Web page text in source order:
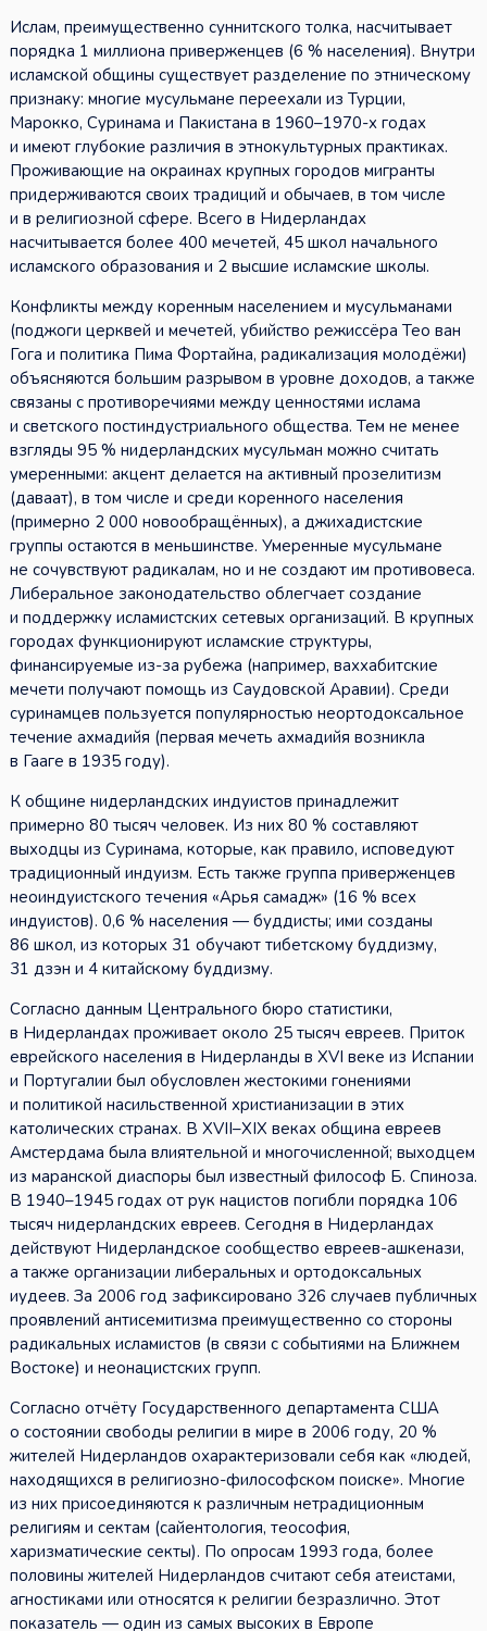
Ислам, преимущественно суннитского толка, насчитывает
порядка 1 миллиона приверженцев (6 % населения). Внутри
исламской общины существует разделение по этническому
признаку: многие мусульмане переехали из Турции,
Марокко, Суринама и Пакистана в 1960–1970-х годах
и имеют глубокие различия в этнокультурных практиках.
Проживающие на окраинах крупных городов мигранты
придерживаются своих традиций и обычаев, в том числе
и в религиозной сфере. Всего в Нидерландах
насчитывается более 400 мечетей, 45 школ начального
исламского образования и 2 высшие исламские школы.
Конфликты между коренным населением и мусульманами
(поджоги церквей и мечетей, убийство режиссёра Тео ван
Гога и политика Пима Фортайна, радикализация молодёжи)
объясняются большим разрывом в уровне доходов, а также
связаны с противоречиями между ценностями ислама
и светского постиндустриального общества. Тем не менее
взгляды 95 % нидерландских мусульман можно считать
умеренными: акцент делается на активный прозелитизм
(даваат), в том числе и среди коренного населения
(примерно 2 000 новообращённых), а джихадистские
группы остаются в меньшинстве. Умеренные мусульмане
не сочувствуют радикалам, но и не создают им противовеса.
Либеральное законодательство облегчает создание
и поддержку исламистских сетевых организаций. В крупных
городах функционируют исламские структуры,
финансируемые из-за рубежа (например, ваххабитские
мечети получают помощь из Саудовской Аравии). Среди
суринамцев пользуется популярностью неортодоксальное
течение ахмадийя (первая мечеть ахмадийя возникла
в Гааге в 1935 году).
К общине нидерландских индуистов принадлежит
примерно 80 тысяч человек. Из них 80 % составляют
выходцы из Суринама, которые, как правило, исповедуют
традиционный индуизм. Есть также группа приверженцев
неоиндуистского течения «Арья самадж» (16 % всех
индуистов). 0,6 % населения — буддисты; ими созданы
86 школ, из которых 31 обучают тибетскому буддизму,
31 дзэн и 4 китайскому буддизму.
Согласно данным Центрального бюро статистики,
в Нидерландах проживает около 25 тысяч евреев. Приток
еврейского населения в Нидерланды в XVI веке из Испании
и Португалии был обусловлен жестокими гонениями
и политикой насильственной христианизации в этих
католических странах. В XVII–XIX веках община евреев
Амстердама была влиятельной и многочисленной; выходцем
из маранской диаспоры был известный философ Б. Спиноза.
В 1940–1945 годах от рук нацистов погибли порядка 106
тысяч нидерландских евреев. Сегодня в Нидерландах
действуют Нидерландское сообщество евреев-ашкенази,
а также организации либеральных и ортодоксальных
иудеев. За 2006 год зафиксировано 326 случаев публичных
проявлений антисемитизма преимущественно со стороны
радикальных исламистов (в связи с событиями на Ближнем
Востоке) и неонацистских групп.
Согласно отчёту Государственного департамента США
о состоянии свободы религии в мире в 2006 году, 20 %
жителей Нидерландов охарактеризовали себя как «людей,
находящихся в религиозно-философском поиске». Многие
из них присоединяются к различным нетрадиционным
религиям и сектам (сайентология, теософия,
харизматические секты). По опросам 1993 года, более
половины жителей Нидерландов считают себя атеистами,
агностиками или относятся к религии безразлично. Этот
показатель — один из самых высоких в Европе